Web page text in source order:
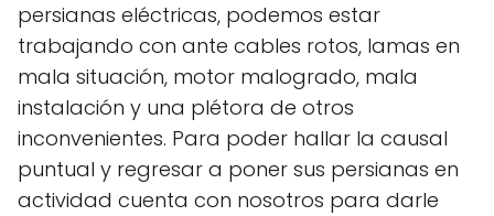
persianas eléctricas, podemos estar
trabajando con ante cables rotos, lamas en
mala situación, motor malogrado, mala
instalación y una plétora de otros
inconvenientes. Para poder hallar la causal
puntual y regresar a poner sus persianas en
actividad cuenta con nosotros para darle